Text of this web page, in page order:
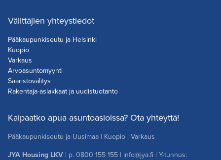
Välittäjien yhteystiedot
Pääkaupunkiseutu ja Helsinki
Kuopio
Varkaus
Arvoasuntomyynti
Saaristovälitys
Rakentaja-asiakkaat ja uudistuotanto
Kaipaatko apua asuntoasioissa? Ota yhteyttä!
Pääkaupunkiseutu ja Uusimaa | Kuopio | Varkaus
JYA Housing LKV | p.0800 155 155 | info@jya.fi | Y-tunnus: